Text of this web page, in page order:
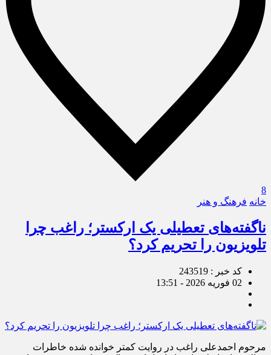
8
خانه فرهنگ و هنر
ناگفته‌های تعطیلی یک ارکستر؛ راغب چرا
تلویزیون را تحریم کرد؟
کد خبر : 243519
02 فوریه 2026 - 13:51
مرحوم احمدعلی راغب در روایت کمتر خوانده شده خاطرات